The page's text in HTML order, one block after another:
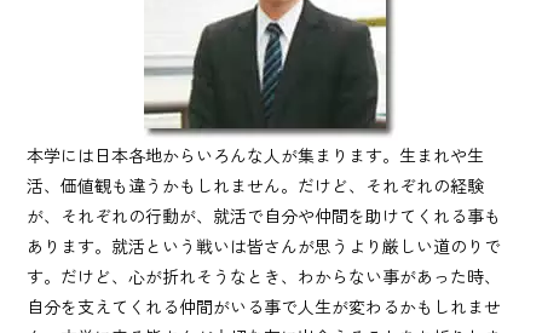
本学には日本各地からいろんな人が集まります。生まれや生
活、価値観も違うかもしれません。だけど、それぞれの経験
が、それぞれの行動が、就活で自分や仲間を助けてくれる事も
あります。就活という戦いは皆さんが思うより厳しい道のりで
す。だけど、心が折れそうなとき、わからない事があった時、
自分を支えてくれる仲間がいる事で人生が変わるかもしれませ